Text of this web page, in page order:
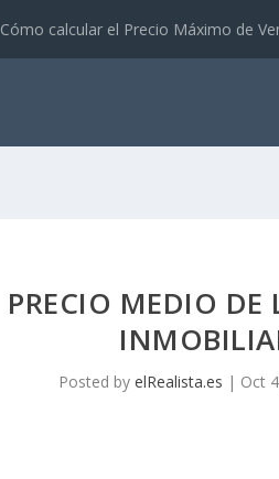
Cómo calcular el Precio Máximo de
PRECIO MEDIO DE
Posted by elRealista.es | Oct